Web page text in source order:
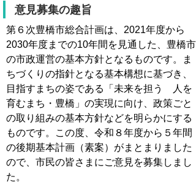
意見募集の趣旨
第６次豊橋市総合計画は、2021年度から
2030年度までの10年間を見通した、豊橋市
の市政運営の基本方針となるものです。ま
ちづくりの指針となる基本構想に基づき、
目指すまちの姿である「未来を担う 人を
育むまち・豊橋」の実現に向け、政策ごと
の取り組みの基本方針などを明らかにする
ものです。この度、令和８年度から５年間
の後期基本計画（素案）がまとまりました
ので、市民の皆さまにご意見を募集しまし
た。